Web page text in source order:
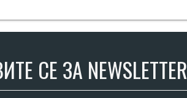
СЕ ЗА NEWSLETTER